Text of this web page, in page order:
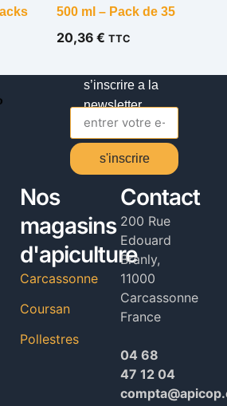
500 ml – Pack de 35
20,36 € TTC
s’inscrire a la
newsletter
s'inscrire
Alternative:
Nos
magasins
d'apiculture
Carcassonne
Coursan
Pollestres
Contact
200 Rue
Edouard
Branly,
11000
Carcassonne
France
04 68
47 12 04